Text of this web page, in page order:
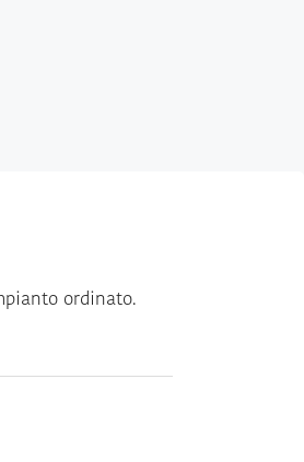
ordinato.